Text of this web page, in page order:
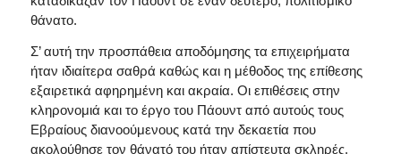
θάνατο.
Σ’ αυτή την προσπάθεια αποδόμησης τα επιχειρήματα
ήταν ιδιαίτερα σαθρά καθώς και η μέθοδος της επίθεσης
εξαιρετικά αφηρημένη και ακραία. Οι επιθέσεις στην
κληρονομιά και το έργο του Πάουντ από αυτούς τους
Εβραίους διανοούμενους κατά την δεκαετία που
ακολούθησε τον θάνατό του ήταν απίστευτα σκληρές.